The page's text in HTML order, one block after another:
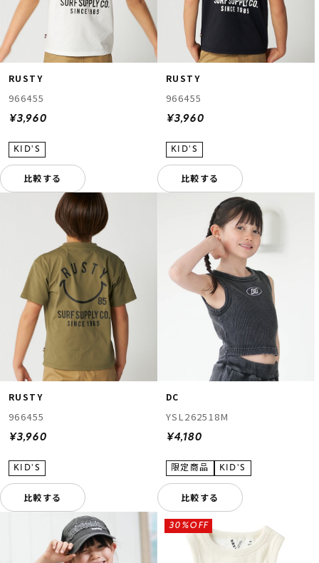
RUSTY
966455
¥3,960
比較する
RUSTY
966455
¥3,960
比較する
RUSTY
966455
¥3,960
比較する
DC
YSL262518M
¥4,180
比較する
30%OFF